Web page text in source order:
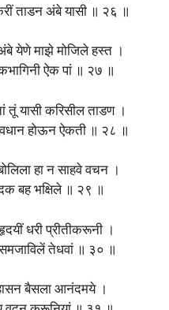
ताडन अंबे यासी ॥ २६ ॥
अंबे येणे माझे मोजिले हस्त ।
ऐक पां ॥ २७ ॥
तूं यासी करिसील ताडण ।
होऊन ऐकती ॥ २८ ॥
हा न साहवे वचन ।
बह भक्षिले ॥ २९ ॥
धरी प्रीतीकरूनी ।
तेधवां ॥ ३० ॥
बैसला आनंदमये ।